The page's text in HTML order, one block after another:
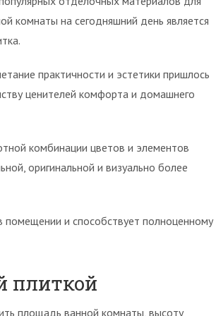
комнаты на сегодняшний день является
практичности и эстетики пришлось
ценителей комфорта и домашнего
комбинации цветов и элементов
оригинальной и визуально более
помещении и способствует полноценному
плиткой
площадь ванной комнаты, высоту